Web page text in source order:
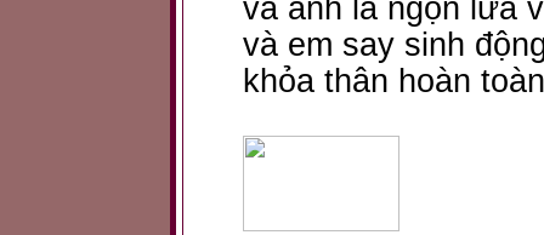
và anh là ngọn lửa
và em say sinh
khỏa thân hoàn